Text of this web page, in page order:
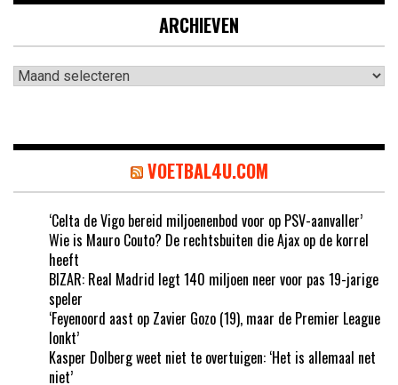
ARCHIEVEN
Archieven
VOETBAL4U.COM
‘Celta de Vigo bereid miljoenenbod voor op PSV-aanvaller’
Wie is Mauro Couto? De rechtsbuiten die Ajax op de korrel
heeft
BIZAR: Real Madrid legt 140 miljoen neer voor pas 19-jarige
speler
‘Feyenoord aast op Zavier Gozo (19), maar de Premier League
lonkt’
Kasper Dolberg weet niet te overtuigen: ‘Het is allemaal net
niet’